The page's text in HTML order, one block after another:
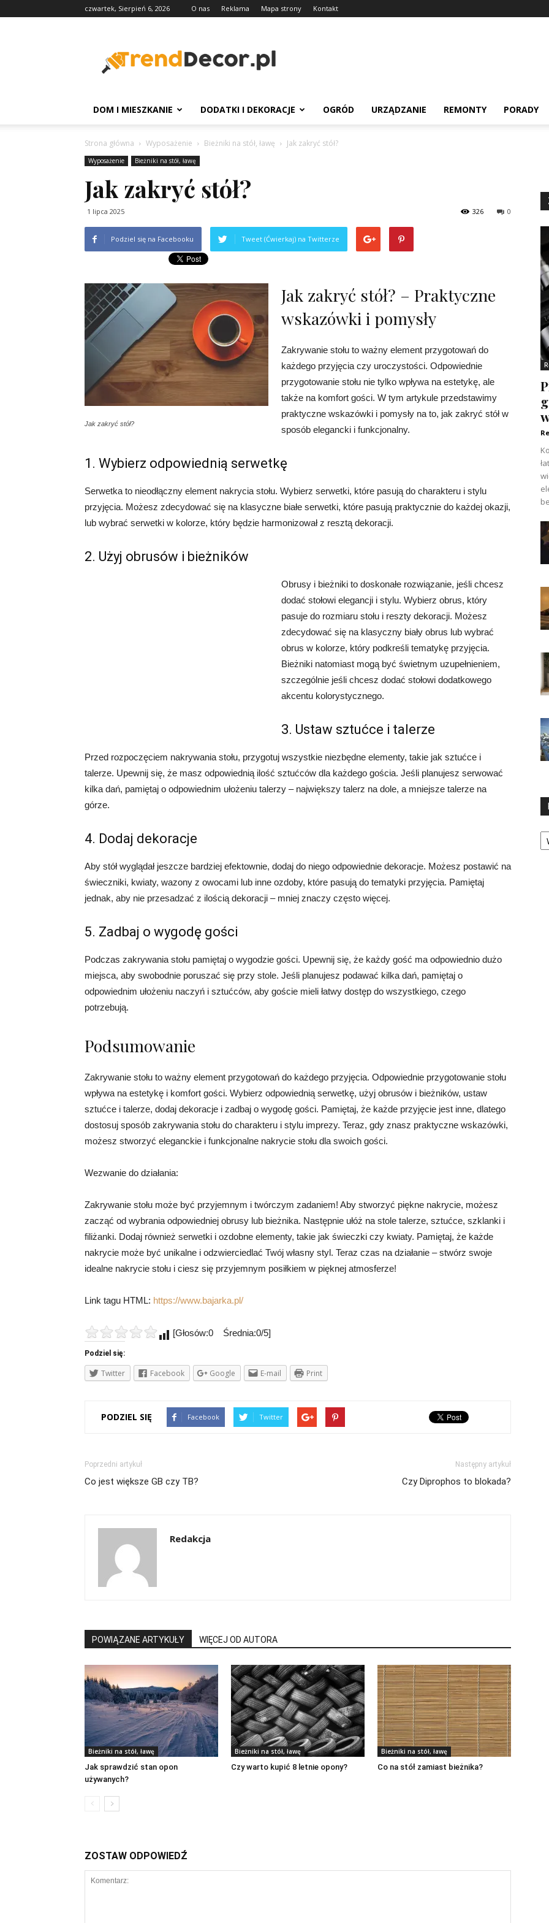
czwartek, Sierpień 6, 2026 O nas Reklama Mapa strony Kontakt
DOM I MIESZKANIE DODATKI I DEKORACJE OGRÓD URZĄDZANIE REMONTY PORADY
Strona główna Wyposażenie Bieżniki na stół, ławę Jak zakryć stół?
Wyposażenie Bieżniki na stół, ławę
Jak zakryć stół?
1 lipca 2025 0
326
Podziel się na Facebooku Tweet (Ćwierkaj) na Twitterze
Jak zakryć stół?
Jak zakryć stół? – Praktyczne
wskazówki i pomysły
Zakrywanie stołu to ważny element przygotowań do
każdego przyjęcia czy uroczystości. Odpowiednie
przygotowanie stołu nie tylko wpływa na estetykę, ale
także na komfort gości. W tym artykule przedstawimy
praktyczne wskazówki i pomysły na to, jak zakryć stół w
sposób elegancki i funkcjonalny.
1. Wybierz odpowiednią serwetkę
Serwetka to nieodłączny element nakrycia stołu. Wybierz serwetki, które pasują do charakteru i stylu
przyjęcia. Możesz zdecydować się na klasyczne białe serwetki, które pasują praktycznie do każdej okazji,
lub wybrać serwetki w kolorze, który będzie harmonizował z resztą dekoracji.
2. Użyj obrusów i bieżników
Obrusy i bieżniki to doskonałe rozwiązanie, jeśli chcesz
dodać stołowi elegancji i stylu. Wybierz obrus, który
pasuje do rozmiaru stołu i reszty dekoracji. Możesz
zdecydować się na klasyczny biały obrus lub wybrać
obrus w kolorze, który podkreśli tematykę przyjęcia.
Bieżniki natomiast mogą być świetnym uzupełnieniem,
szczególnie jeśli chcesz dodać stołowi dodatkowego
akcentu kolorystycznego.
3. Ustaw sztućce i talerze
Przed rozpoczęciem nakrywania stołu, przygotuj wszystkie niezbędne elementy, takie jak sztućce i
talerze. Upewnij się, że masz odpowiednią ilość sztućców dla każdego gościa. Jeśli planujesz serwować
kilka dań, pamiętaj o odpowiednim ułożeniu talerzy – największy talerz na dole, a mniejsze talerze na
górze.
4. Dodaj dekoracje
Aby stół wyglądał jeszcze bardziej efektownie, dodaj do niego odpowiednie dekoracje. Możesz postawić na
świeczniki, kwiaty, wazony z owocami lub inne ozdoby, które pasują do tematyki przyjęcia. Pamiętaj
jednak, aby nie przesadzać z ilością dekoracji – mniej znaczy często więcej.
5. Zadbaj o wygodę gości
Podczas zakrywania stołu pamiętaj o wygodzie gości. Upewnij się, że każdy gość ma odpowiednio dużo
miejsca, aby swobodnie poruszać się przy stole. Jeśli planujesz podawać kilka dań, pamiętaj o
odpowiednim ułożeniu naczyń i sztućców, aby goście mieli łatwy dostęp do wszystkiego, czego
potrzebują.
Podsumowanie
Zakrywanie stołu to ważny element przygotowań do każdego przyjęcia. Odpowiednie przygotowanie stołu
wpływa na estetykę i komfort gości. Wybierz odpowiednią serwetkę, użyj obrusów i bieżników, ustaw
sztućce i talerze, dodaj dekoracje i zadbaj o wygodę gości. Pamiętaj, że każde przyjęcie jest inne, dlatego
dostosuj sposób zakrywania stołu do charakteru i stylu imprezy. Teraz, gdy znasz praktyczne wskazówki,
możesz stworzyć eleganckie i funkcjonalne nakrycie stołu dla swoich gości.
Wezwanie do działania:
Zakrywanie stołu może być przyjemnym i twórczym zadaniem! Aby stworzyć piękne nakrycie, możesz
zacząć od wybrania odpowiedniej obrusy lub bieżnika. Następnie ułóż na stole talerze, sztućce, szklanki i
filiżanki. Dodaj również serwetki i ozdobne elementy, takie jak świeczki czy kwiaty. Pamiętaj, że każde
nakrycie może być unikalne i odzwierciedlać Twój własny styl. Teraz czas na działanie – stwórz swoje
idealne nakrycie stołu i ciesz się przyjemnym posiłkiem w pięknej atmosferze!
Link tagu HTML: https://www.bajarka.pl/
[Głosów:0 Średnia:0/5]
Podziel się:
Twitter Facebook Google E-mail Print
PODZIEL SIĘ Facebook Twitter
Poprzedni artykuł
Co jest większe GB czy TB?
Następny artykuł
Czy Diprophos to blokada?
Redakcja
POWIĄZANE ARTYKUŁY WIĘCEJ OD AUTORA
Bieżniki na stół, ławę
Jak sprawdzić stan opon
używanych?
Bieżniki na stół, ławę
Czy warto kupić 8 letnie opony?
Bieżniki na stół, ławę
Co na stół zamiast bieżnika?
ZOSTAW ODPOWIEDŹ